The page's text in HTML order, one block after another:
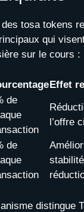
tosa tokens
qui
sur le cours :
Effet
de
l’offre
de
distingue